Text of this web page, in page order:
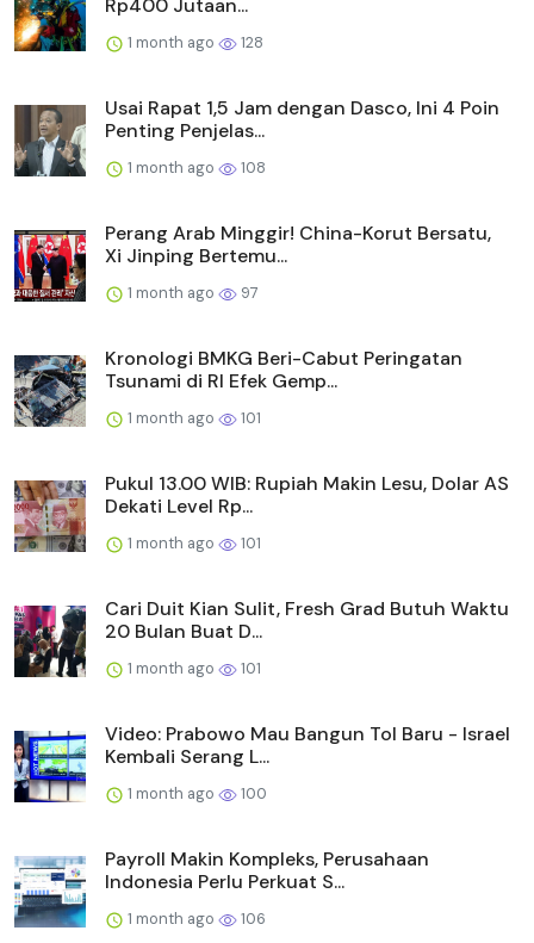
Rp400 Jutaan...
1 month ago 128
Usai Rapat 1,5 Jam dengan Dasco, Ini 4 Poin
Penting Penjelas...
1 month ago 108
Perang Arab Minggir! China-Korut Bersatu,
Xi Jinping Bertemu...
1 month ago 97
Kronologi BMKG Beri-Cabut Peringatan
Tsunami di RI Efek Gemp...
1 month ago 101
Pukul 13.00 WIB: Rupiah Makin Lesu, Dolar AS
Dekati Level Rp...
1 month ago 101
Cari Duit Kian Sulit, Fresh Grad Butuh Waktu
20 Bulan Buat D...
1 month ago 101
Video: Prabowo Mau Bangun Tol Baru - Israel
Kembali Serang L...
1 month ago 100
Payroll Makin Kompleks, Perusahaan
Indonesia Perlu Perkuat S...
1 month ago 106